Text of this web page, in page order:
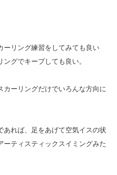
ーリング練習をしてみても良い
グでキープしても良い。
カーリングだけでいろんな方向に
あれば、足をあげて空気イスの状
ティスティックスイミングみた